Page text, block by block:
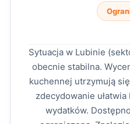
Sytuacja w Lubinie
obecnie stabilna.
kuchennej utrzymują
zdecydowanie
wydatków.